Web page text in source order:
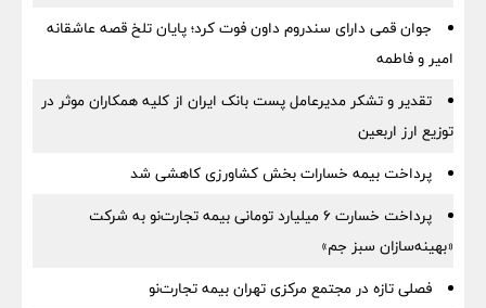
جوان قمی دارای سندروم داون فوت کرد؛ پایان تلخ قصه عاشقانه
امیر و فاطمه
تقدیر و تشکر مدیرعامل پست بانک ایران از کلیه همکاران موثر در
توزیع ارز اربعین
پرداخت بیمه خسارات بخش کشاورزی کاهشی شد
پرداخت خسارت ۶ میلیارد تومانی بیمه تجارت‌نو به شرکت
«بهینه‌سازان سبز جم»
فصلی تازه در مجتمع مرکزی تهران بیمه تجارت‌نو